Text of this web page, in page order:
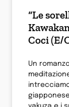
“Le
Coci (E/
Un